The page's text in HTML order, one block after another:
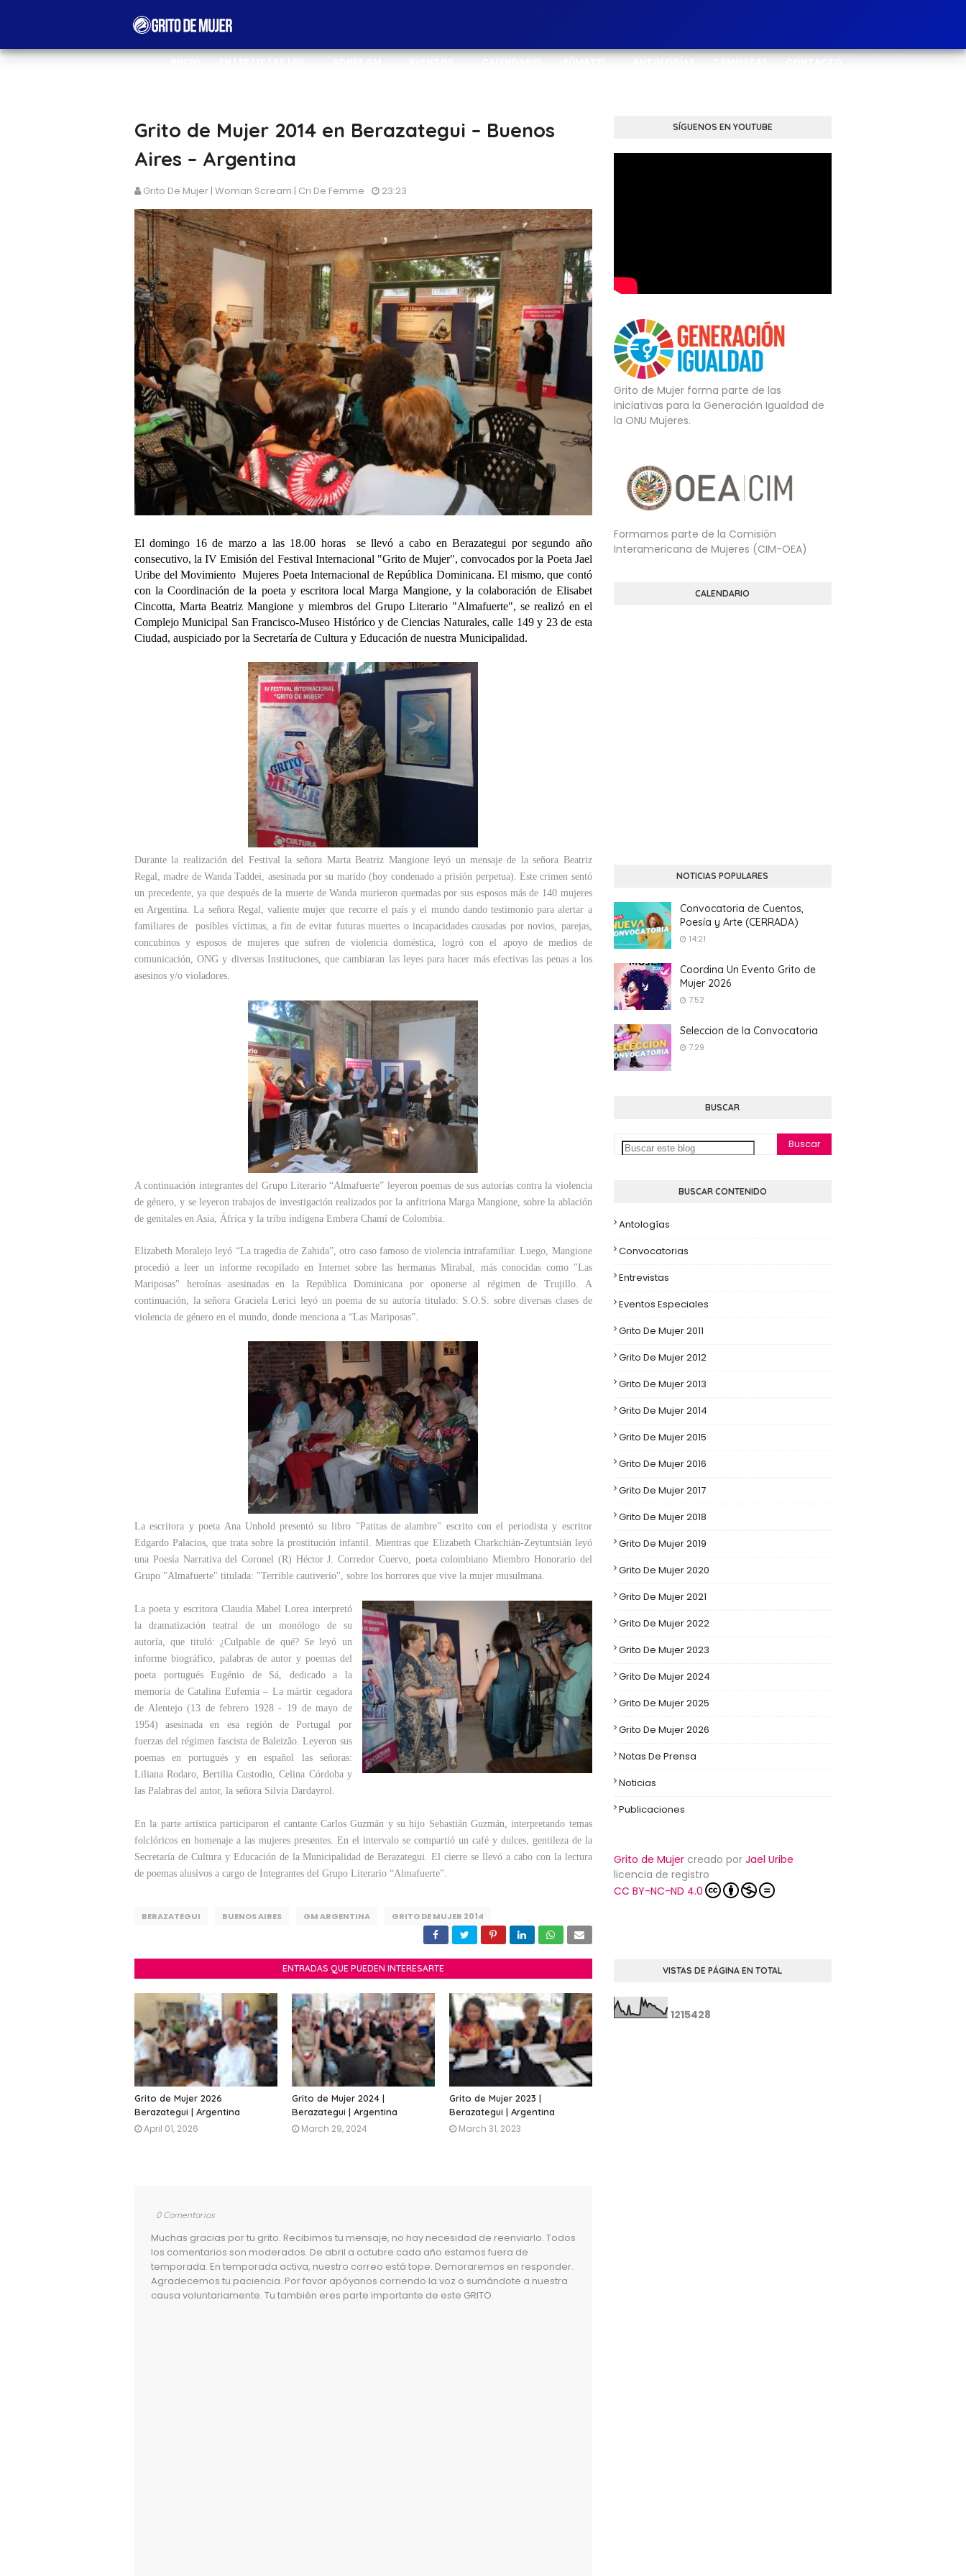
Grito de Mujer 2014 en Berazategui – Buenos
Aires – Argentina
Grito De Mujer | Woman Scream | Cri De Femme 23:23
El domingo 16 de marzo a las 18.00 horas se llevó a cabo en Berazategui por segundo año
consecutivo, la IV Emisión del Festival Internacional "Grito de Mujer", convocados por la Poeta Jael
Uribe del Movimiento Mujeres Poeta Internacional de República Dominicana. El mismo, que contó
con la Coordinación de la poeta y escritora local Marga Mangione, y la colaboración de Elisabet
Cincotta, Marta Beatriz Mangione y miembros del Grupo Literario "Almafuerte", se realizó en el
Complejo Municipal San Francisco-Museo Histórico y de Ciencias Naturales, calle 149 y 23 de esta
Ciudad, auspiciado por la Secretaría de Cultura y Educación de nuestra Municipalidad.
Durante la realización del Festival la señora Marta Beatriz Mangione leyó un mensaje de la señora Beatriz
Regal, madre de Wanda Taddei, asesinada por su marido (hoy condenado a prisión perpetua). Este crimen sentó
un precedente, ya que después de la muerte de Wanda murieron quemadas por sus esposos más de 140 mujeres
en Argentina. La señora Regal, valiente mujer que recorre el país y el mundo dando testimonio para alertar a
familiares de posibles víctimas, a fin de evitar futuras muertes o incapacidades causadas por novios, parejas,
concubinos y esposos de mujeres que sufren de violencia doméstica, logró con el apoyo de medios de
comunicación, ONG y diversas Instituciones, que cambiaran las leyes para hacer más efectivas las penas a los
asesinos y/o violadores.
A continuación integrantes del Grupo Literario “Almafuerte” leyeron poemas de sus autorías contra la violencia
de género, y se leyeron trabajos de investigación realizados por la anfitriona Marga Mangione, sobre la ablación
de genitales en Asia, África y la tribu indígena Embera Chamí de Colombia.
Elizabeth Moralejo leyó “La tragedia de Zahida”, otro caso famoso de violencia intrafamiliar. Luego, Mangione
procedió a leer un informe recopilado en Internet sobre las hermanas Mirabal, más conocidas como "Las
Mariposas" heroínas asesinadas en la República Dominicana por oponerse al régimen de Trujillo. A
continuación, la señora Graciela Lerici leyó un poema de su autoría titulado: S.O.S. sobre diversas clases de
violencia de género en el mundo, donde menciona a “Las Mariposas”.
La escritora y poeta Ana Unhold presentó su libro "Patitas de alambre" escrito con el periodista y escritor
Edgardo Palacios, que trata sobre la prostitución infantil. Mientras que Elizabeth Charkchián-Zeytuntsián leyó
una Poesía Narrativa del Coronel (R) Héctor J. Corredor Cuervo, poeta colombiano Miembro Honorario del
Grupo "Almafuerte" titulada: "Terrible cautiverio", sobre los horrores que vive la mujer musulmana.
La poeta y escritora Claudia Mabel Lorea interpretó
la dramatización teatral de un monólogo de su
autoría, que tituló: ¿Culpable de qué? Se leyó un
informe biográfico, palabras de autor y poemas del
poeta portugués Eugénio de Sá, dedicado a la
memoria de Catalina Eufemia – La mártir cegadora
de Alentejo (13 de febrero 1928 - 19 de mayo de
1954) asesinada en esa región de Portugal por
fuerzas del régimen fascista de Baleizão. Leyeron sus
poemas en portugués y en español las señoras:
Liliana Rodaro, Bertilia Custodio, Celina Córdoba y
las Palabras del autor, la señora Silvia Dardayrol.
En la parte artística participaron el cantante Carlos Guzmán y su hijo Sebastián Guzmán, interpretando temas
folclóricos en homenaje a las mujeres presentes. En el intervalo se compartió un café y dulces, gentileza de la
Secretaría de Cultura y Educación de la Municipalidad de Berazategui. El cierre se llevó a cabo con la lectura
de poemas alusivos a cargo de Integrantes del Grupo Literario “Almafuerte”.
BERAZATEGUI BUENOS AIRES GM ARGENTINA GRITO DE MUJER 2014
ENTRADAS QUE PUEDEN INTERESARTE
Grito de Mujer 2026
Berazategui | Argentina
April 01, 2026
Grito de Mujer 2024 |
Berazategui | Argentina
March 29, 2024
Grito de Mujer 2023 |
Berazategui | Argentina
March 31, 2023
0 Comentarios
Muchas gracias por tu grito. Recibimos tu mensaje, no hay necesidad de reenviarlo. Todos
los comentarios son moderados. De abril a octubre cada año estamos fuera de
temporada. En temporada activa, nuestro correo está tope. Demoraremos en responder.
Agradecemos tu paciencia. Por favor apóyanos corriendo la voz o sumándote a nuestra
causa voluntariamente. Tu también eres parte importante de este GRITO.
SÍGUENOS EN YOUTUBE
Grito de Mujer forma parte de las
iniciativas para la Generación Igualdad de
la ONU Mujeres.
Formamos parte de la Comisión
Interamericana de Mujeres (CIM-OEA)
CALENDARIO
NOTICIAS POPULARES
Convocatoria de Cuentos,
Poesía y Arte (CERRADA)
14:21
Coordina Un Evento Grito de
Mujer 2026
7:52
Seleccion de la Convocatoria
7:29
BUSCAR
BUSCAR CONTENIDO
Antologías
Convocatorias
Entrevistas
Eventos Especiales
Grito De Mujer 2011
Grito De Mujer 2012
Grito De Mujer 2013
Grito De Mujer 2014
Grito De Mujer 2015
Grito De Mujer 2016
Grito De Mujer 2017
Grito De Mujer 2018
Grito De Mujer 2019
Grito De Mujer 2020
Grito De Mujer 2021
Grito De Mujer 2022
Grito De Mujer 2023
Grito De Mujer 2024
Grito De Mujer 2025
Grito De Mujer 2026
Notas De Prensa
Noticias
Publicaciones
Grito de Mujercreado por Jael Uribe
licencia de registro
CC BY-NC-ND 4.0
VISTAS DE PÁGINA EN TOTAL
1215428